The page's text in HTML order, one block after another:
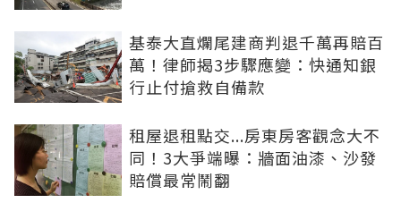
基泰大直爛尾建商判退千萬再賠百
萬！律師揭3步驟應變：快通知銀
行止付搶救自備款
租屋退租點交...房東房客觀念大不
同！3大爭端曝：牆面油漆、沙發
賠償最常鬧翻